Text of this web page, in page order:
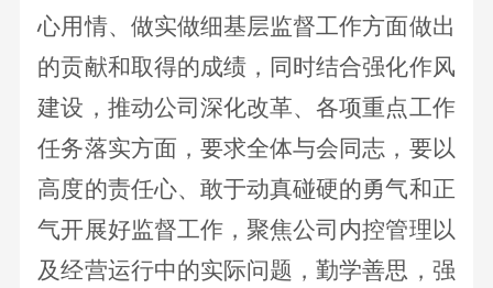
心用情、做实做细基层监督工作方面做出
的贡献和取得的成绩，同时结合强化作风
建设，推动公司深化改革、各项重点工作
任务落实方面，要求全体与会同志，要以
高度的责任心、敢于动真碰硬的勇气和正
气开展好监督工作，聚焦公司内控管理以
及经营运行中的实际问题，勤学善思，强